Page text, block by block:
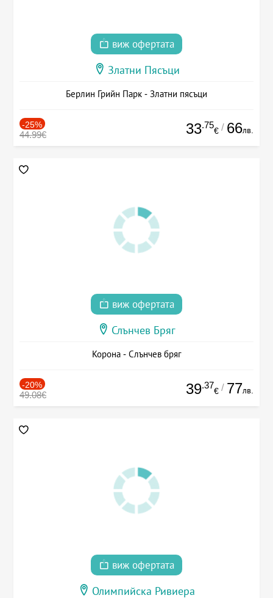
виж офертата
Златни Пясъци
Берлин Грийн Парк - Златни пясъци
-25%
44.99€ 33.75
€ / 66лв.
виж офертата
Слънчев Бряг
Корона - Слънчев бряг
-20%
49.08€ 39.37
€ / 77лв.
виж офертата
Олимпийска Ривиера